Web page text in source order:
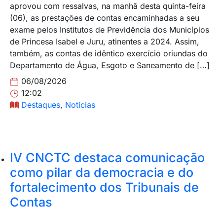
aprovou com ressalvas, na manhã desta quinta-feira
(06), as prestações de contas encaminhadas a seu
exame pelos Institutos de Previdência dos Municípios
de Princesa Isabel e Juru, atinentes a 2024. Assim,
também, as contas de idêntico exercício oriundas do
Departamento de Água, Esgoto e Saneamento de […]
06/08/2026
12:02
Destaques, Notícias
IV CNCTC destaca comunicação
como pilar da democracia e do
fortalecimento dos Tribunais de
Contas